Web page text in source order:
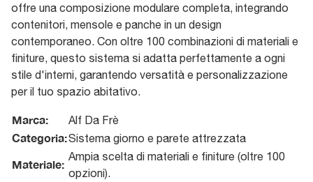
offre una composizione modulare completa, integrando
contenitori, mensole e panche in un design
contemporaneo. Con oltre 100 combinazioni di materiali e
finiture, questo sistema si adatta perfettamente a ogni
stile d'interni, garantendo versatità e personalizzazione
per il tuo spazio abitativo.
Marca: Alf Da Frè
Categoria:Sistema giorno e parete attrezzata
Materiale:
Ampia scelta di materiali e finiture (oltre 100
opzioni).